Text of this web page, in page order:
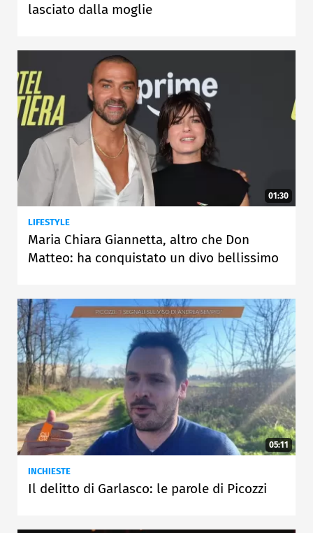
lasciato dalla moglie
01:30
LIFESTYLE
Maria Chiara Giannetta, altro che Don
Matteo: ha conquistato un divo bellissimo
05:11
INCHIESTE
Il delitto di Garlasco: le parole di Picozzi